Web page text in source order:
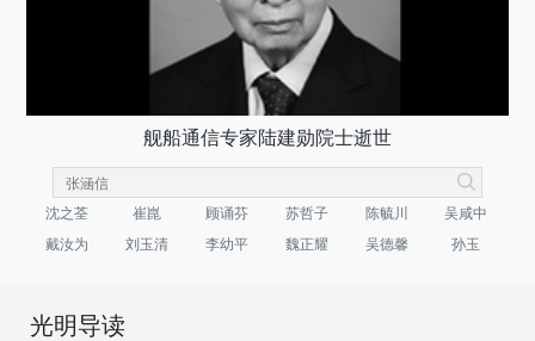
舰船通信专家陆建勋院士逝世
沈之荃 崔崑 顾诵芬 苏哲子 陈毓川
吴咸中
戴汝为
刘玉清 李幼平 魏正耀 吴德馨 孙玉
光明导读